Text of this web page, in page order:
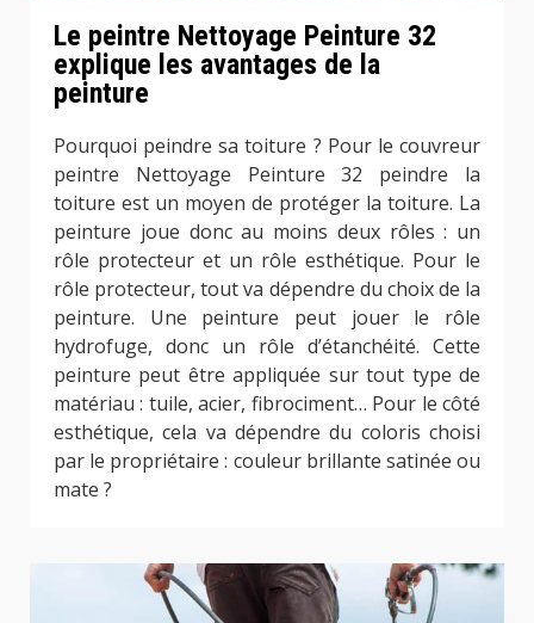
Le peintre Nettoyage Peinture 32
explique les avantages de la
peinture
Pourquoi peindre sa toiture ? Pour le couvreur
peintre Nettoyage Peinture 32 peindre la
toiture est un moyen de protéger la toiture. La
peinture joue donc au moins deux rôles : un
rôle protecteur et un rôle esthétique. Pour le
rôle protecteur, tout va dépendre du choix de la
peinture. Une peinture peut jouer le rôle
hydrofuge, donc un rôle d’étanchéité. Cette
peinture peut être appliquée sur tout type de
matériau : tuile, acier, fibrociment… Pour le côté
esthétique, cela va dépendre du coloris choisi
par le propriétaire : couleur brillante satinée ou
mate ?